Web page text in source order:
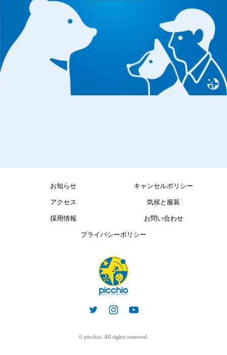
お知らせ キャンセルポリシー
アクセス 気候と服装
採用情報 お問い合わせ
プライバシーポリシー
© picchio. All rights reserved.